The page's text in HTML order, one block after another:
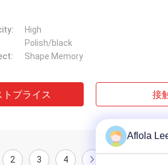
High
Polish/black
Shape Memory
トプライス 接
2 3 4
Aflola